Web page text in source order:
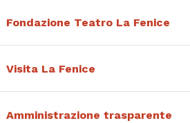
Fondazione Teatro La Fenice
Visita La Fenice
Amministrazione trasparente